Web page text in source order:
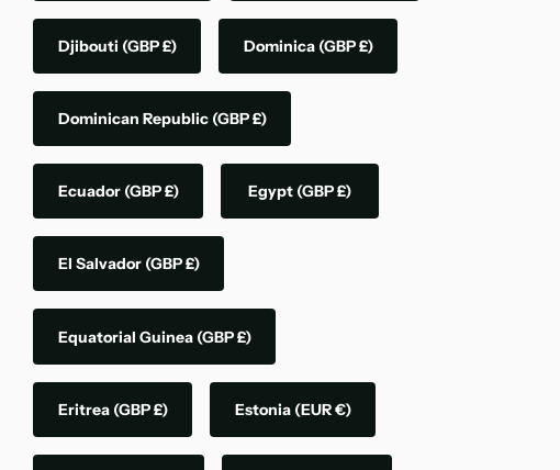
Djibouti (GBP £) Dominica (GBP £)
Dominican Republic (GBP £)
Ecuador (GBP £) Egypt (GBP £)
El Salvador (GBP £)
Equatorial Guinea (GBP £)
Eritrea (GBP £) Estonia (EUR €)